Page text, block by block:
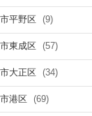
平野区 (9)
東成区 (57)
大正区 (34)
港区 (69)